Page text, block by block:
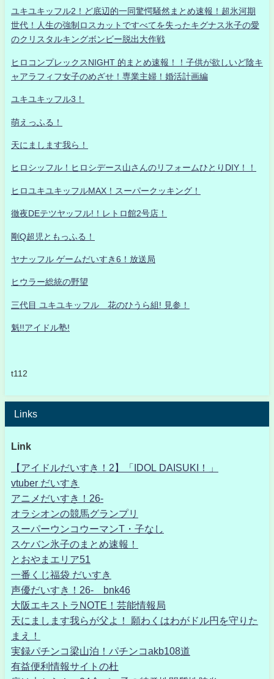
ユキユキッフル2！ど底辺的一同驚愕騒然まとめ速報！超氷河期
世代！人生の強制ロスカットですべてを失ったキグナス氷子の愛
のクリスタルキングボンビー脱出大作戦
ヒロコンプレックスNIGHT 的まとめ速報！！子供が欲しいど陰キ
ャアラフィフ女子のめざせ！専業主婦！婚活計画編
ユキユキッフル3！
萌えっふる！
天にまします我ら！
ヒロシッフル！ヒロシデース山さんのリフォームひとりDIY！！
ヒロユキユキッフルMAX！スーパークッキング！
徹夜DEテツヤッフル!！レトロ館2号店！
剛Q超児ともっふる！
ヤナッフル ゲームだいすき6！放送局
ヒウラー総統の野望
三代目 ユキユキッフル 花のひうら組! 見参！
魁!!アイドル塾!
t112
Links
Link
【アイドルだいすき！2】「IDOL DAISUKI！」
vtuber だいすき
アニメだいすき！26-
オラシオンの競馬グランプリ
スーパーウンコウーマンT・子なし
スケバン氷子のまとめ速報！
とおやまエリア51
一番くじ福袋 だいすき
声優だいすき！26- bnk46
大阪エキストラNOTE！芸能情報局
天にまします我らが父よ！ 願わくはわがドル円を守りた
まえ！
実録パチンコ梁山泊！パチンコakb108道
有益便利情報サイトの杜